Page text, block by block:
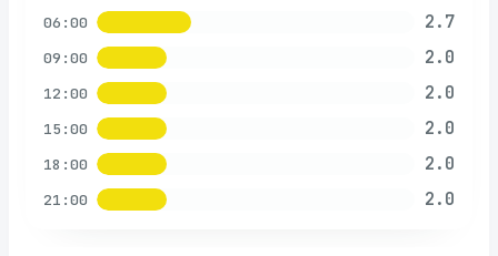
06:00 2.7
09:00 2.0
12:00 2.0
15:00 2.0
18:00 2.0
21:00 2.0